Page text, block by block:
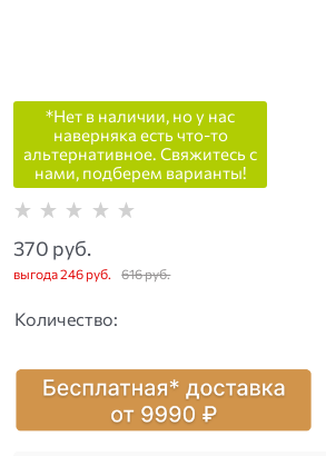
*Нет в наличии, но у нас
наверняка есть что-то
альтернативное. Свяжитесь с
нами, подберем варианты!
616 руб.
370 руб.
выгода246 руб.
Количество: